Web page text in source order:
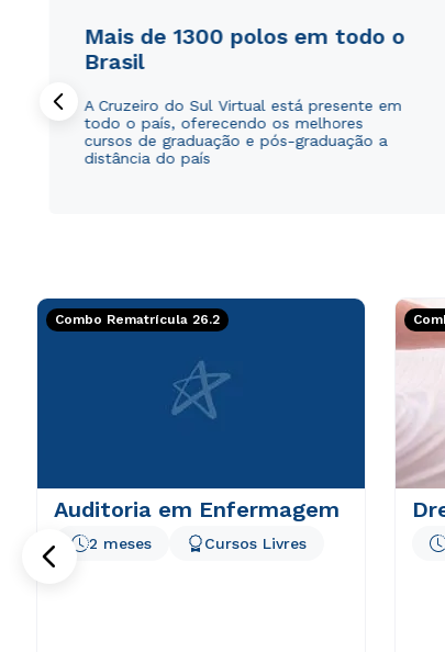
Mais de 1300 polos em todo o
Brasil
A Cruzeiro do Sul Virtual está presente em
todo o país, oferecendo os melhores
cursos de graduação e pós-graduação a
distância do país
Combo Rematrícula 26.2
Auditoria em Enfermagem
2 meses Cursos Livres